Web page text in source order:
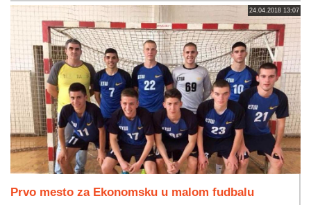
24.04.2018 13:07
Prvo mesto za Ekonomsku u malom fudbalu